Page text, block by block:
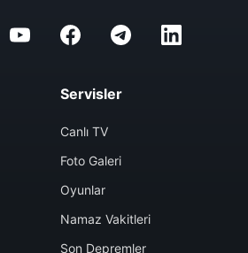
Servisler
Canlı TV
Foto Galeri
Oyunlar
Namaz Vakitleri
Son Depremler